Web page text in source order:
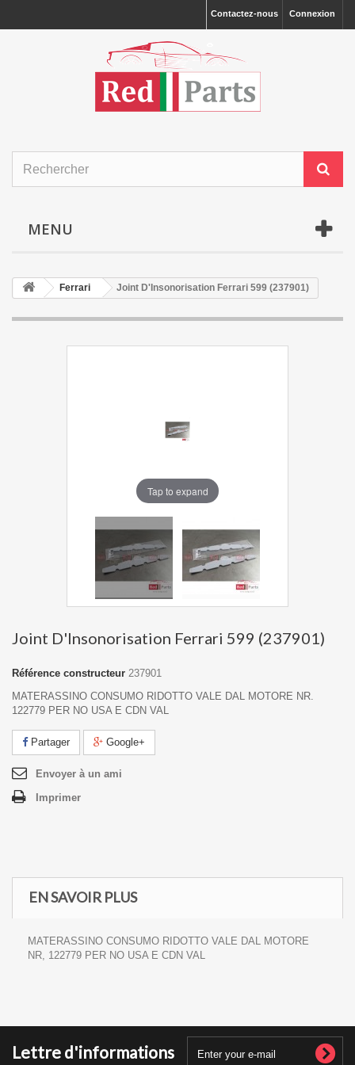
Connexion
Contactez-nous
MENU
Ferrari Joint D'Insonorisation Ferrari 599 (237901)
Tap to expand
Joint D'Insonorisation Ferrari 599 (237901)
Référence constructeur 237901
MATERASSINO CONSUMO RIDOTTO VALE DAL MOTORE NR.
122779 PER NO USA E CDN VAL
Partager Google+
Envoyer à un ami
Imprimer
EN SAVOIR PLUS
MATERASSINO CONSUMO RIDOTTO VALE DAL MOTORE
NR, 122779 PER NO USA E CDN VAL
Lettre d'informations